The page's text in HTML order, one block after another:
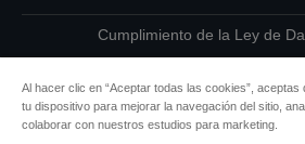
Cumplimiento de la Ley de
Información sobre
Al hacer clic en “Aceptar todas las cookies”,
tu dispositivo para mejorar la navegación del sitio,
colaborar con nuestros estudios para marketing.